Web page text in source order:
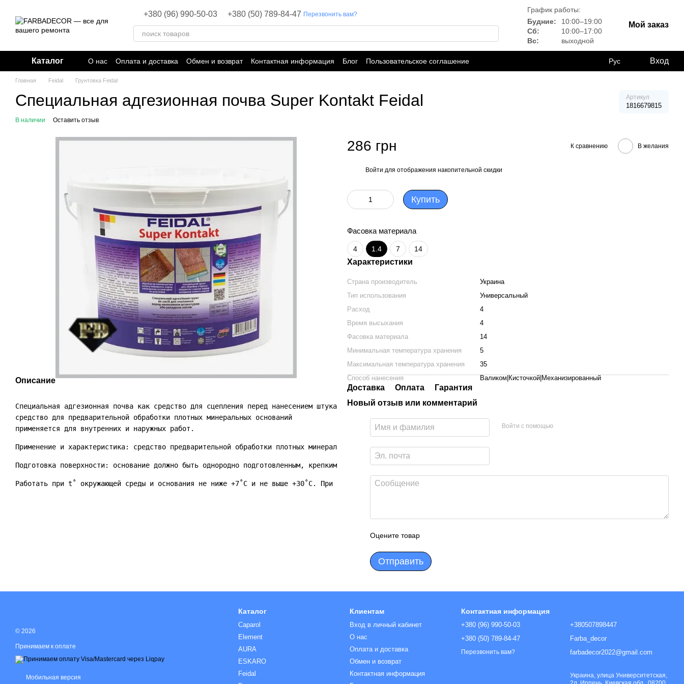
+380 (96) 990-50-03 +380 (50) 789-84-47 Перезвонить вам?
График работы:
Будние:
10:00–19:00
Сб:
10:00–17:00
Вс:
выходной
Мой заказ
Каталог О нас Оплата и доставка Обмен и возврат Контактная информация Блог Пользовательское соглашение Рус Вход
Главная Feidal Грунтовка Feidal
Специальная адгезионная почва Super Kontakt Feidal Артикул
1816679815
В наличии Оставить отзыв
Описание
Специальная адгезионная почва как средство для сцепления перед нанесением штукатурок или укладкой изразца.
средство для предварительной обработки плотных минеральных оснований
применяется для внутренних и наружных работ.
Применение и характеристика: средство предварительной обработки плотных минеральных оснований (монолитного бетона, массивных бетонных потолков, бетонных
Подготовка поверхности: основание должно быть однородно подготовленным, крепким, сухим и очищенным от жира, пыли, мела, извести. Очистить от старой
Работать при t˚ окружающей среды и основания не ниже +7˚С и не выше +30˚С. При нанесении избегать действия ветра, дождя и прямых солнечных лучей. Расход: 300-
286 грн К сравнению В желания
Войти для отображения накопительной скидки
Купить
Фасовка материала
4 1.4 7 14
Характеристики
Страна производитель
Украина
Тип использования
Универсальный
Расход
4
Время высыхания
4
Фасовка материала
14
Минимальная температура хранения
5
Максимальная температура хранения
35
Способ нанесения
Валиком|Кисточкой|Механизированный
Доставка Оплата
Гарантия
Новый отзыв или комментарий
Войти с помощью
Оцените товар
Отправить
© 2026
Принимаем к оплате
Мобильная версия
Каталог
Caparol
Element
AURA
ESKARO
Feidal
Клиентам
Вход в личный кабинет
О нас
Оплата и доставка
Обмен и возврат
Контактная информация
Контактная информация
+380 (96) 990-50-03
+380 (50) 789-84-47
Перезвонить вам?
+380507898447
Farba_decor
farbadecor2022@gmail.com
Украина, улица Университетская,